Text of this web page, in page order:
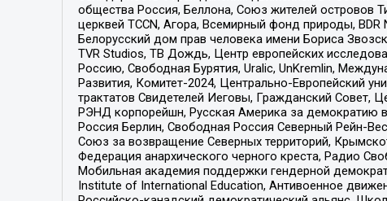
общества Россия, Беллона, Союз жителей островов
церквей TCCN, Агора, Всемирный фонд природы,
Белорусский дом прав человека имени Бориса
TVR Studios, ТВ Дождь, Центр европейских
Россию, Свободная Бурятия, Uralic, UnKremlin,
Развития, Комитет-2024, Центрально-Европейский
трактатов Свидетелей Иеговы, Гражданский Совет,
РЭНД корпорейшн, Русская Америка за демократию
Россия Берлин, Свободная Россия Северный Рейн-
Союз за возвращение Северных территорий,
Федерация анархического черного креста, Радио
Мобильная академия поддержки гендерной
Institute of International Education, Антивоенное